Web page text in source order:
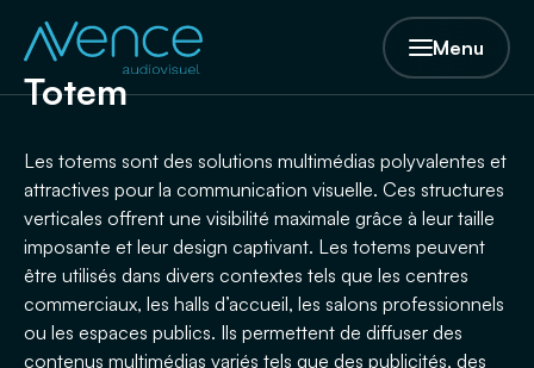
Menu
Totem
Les totems sont des solutions multimédias polyvalentes et
attractives pour la communication visuelle. Ces structures
verticales offrent une visibilité maximale grâce à leur taille
imposante et leur design captivant. Les totems peuvent
être utilisés dans divers contextes tels que les centres
commerciaux, les halls d’accueil, les salons professionnels
ou les espaces publics. Ils permettent de diffuser des
contenus multimédias variés tels que des publicités, des